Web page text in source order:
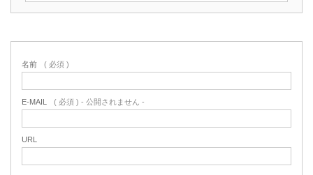
名前 ( 必須 )
E-MAIL ( 必須 ) - 公開されません -
URL